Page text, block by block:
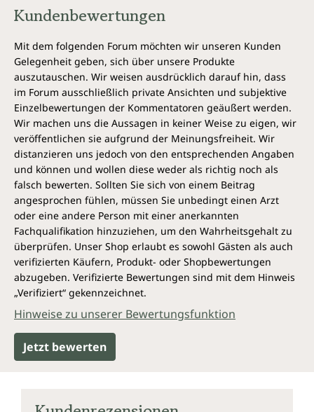
Kundenbewertungen
Mit dem folgenden Forum möchten wir unseren Kunden
Gelegenheit geben, sich über unsere Produkte
auszutauschen. Wir weisen ausdrücklich darauf hin, dass
im Forum ausschließlich private Ansichten und subjektive
Einzelbewertungen der Kommentatoren geäußert werden.
Wir machen uns die Aussagen in keiner Weise zu eigen, wir
veröffentlichen sie aufgrund der Meinungsfreiheit. Wir
distanzieren uns jedoch von den entsprechenden Angaben
und können und wollen diese weder als richtig noch als
falsch bewerten. Sollten Sie sich von einem Beitrag
angesprochen fühlen, müssen Sie unbedingt einen Arzt
oder eine andere Person mit einer anerkannten
Fachqualifikation hinzuziehen, um den Wahrheitsgehalt zu
überprüfen. Unser Shop erlaubt es sowohl Gästen als auch
verifizierten Käufern, Produkt- oder Shopbewertungen
abzugeben. Verifizierte Bewertungen sind mit dem Hinweis
„Verifiziert“ gekennzeichnet.
Hinweise zu unserer Bewertungsfunktion
Jetzt bewerten